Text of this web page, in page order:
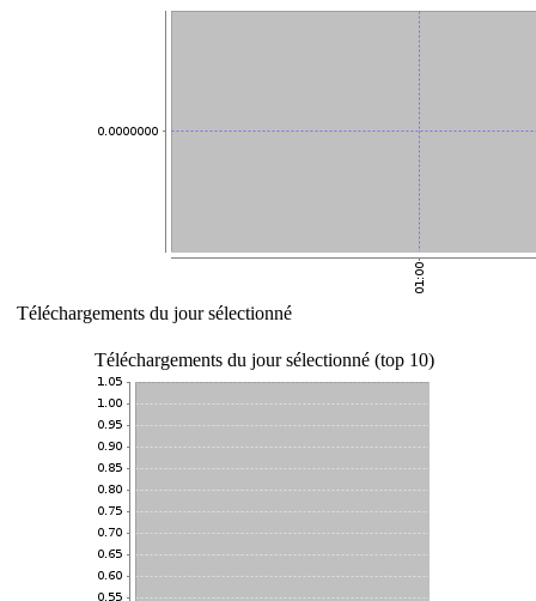
Téléchargements du jour sélectionné
Téléchargements du jour sélectionné (top 10)